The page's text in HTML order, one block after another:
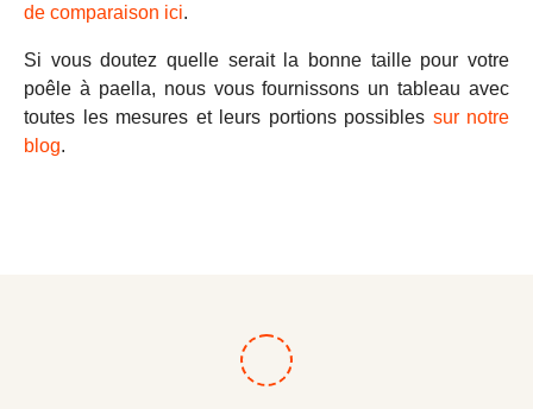
de comparaison ici.
Si vous doutez quelle serait la bonne taille pour votre
poêle à paella, nous vous fournissons un tableau avec
toutes les mesures et leurs portions possibles sur notre
blog.